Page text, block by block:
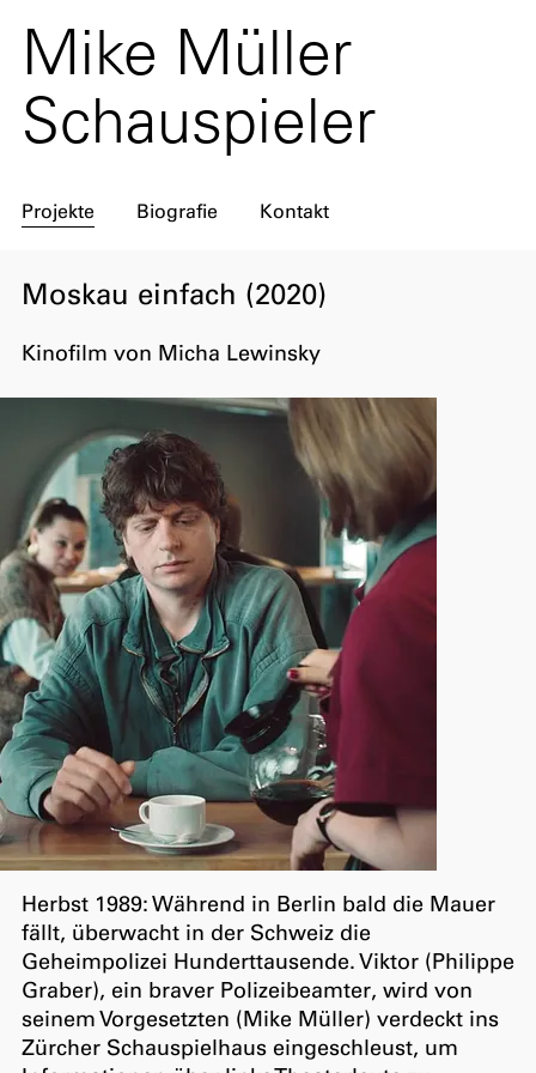
Mike Müller
Schauspieler
Projekte Biografie Kontakt
Moskau einfach (2020)
Kinofilm von Micha Lewinsky
Herbst 1989: Während in Berlin bald die Mauer
fällt, überwacht in der Schweiz die
Geheimpolizei Hunderttausende. Viktor (Philippe
Graber), ein braver Polizeibeamter, wird von
seinem Vorgesetzten (Mike Müller) verdeckt ins
Zürcher Schauspielhaus eingeschleust, um